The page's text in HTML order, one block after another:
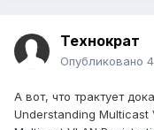
Технократ
Опубликовано
А вот, что трактует
Understanding Multicast